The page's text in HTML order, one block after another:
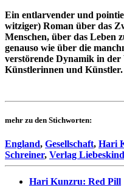
Ein entlarvender und
witziger) Roman über das
Menschen, über das Leben
genauso wie über die
verstörende Dynamik in der
Künstlerinnen und Künstler.
mehr zu den Stichworten:
England, Gesellschaft, Hari
Schreiner, Verlag Liebeskind
Hari Kunzru: Red Pill